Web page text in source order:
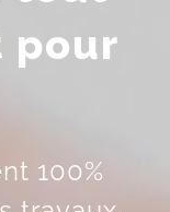
pour
100%